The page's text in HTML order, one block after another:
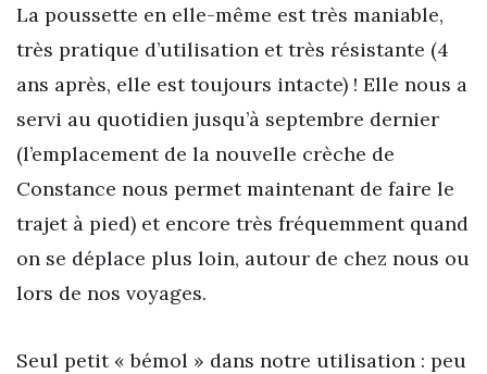
La poussette en elle-même est très maniable,
très pratique d’utilisation et très résistante (4
ans après, elle est toujours intacte) ! Elle nous a
servi au quotidien jusqu’à septembre dernier
(l’emplacement de la nouvelle crèche de
Constance nous permet maintenant de faire le
trajet à pied) et encore très fréquemment quand
on se déplace plus loin, autour de chez nous ou
lors de nos voyages.
Seul petit « bémol » dans notre utilisation : peu